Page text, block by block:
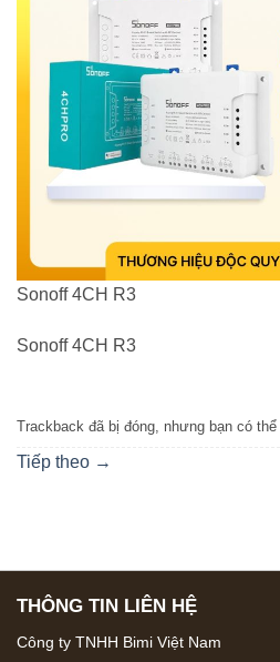
Sonoff 4CH R3
Sonoff 4CH R3
Trackback đã bị đóng, nhưng bạn có thể
Tiếp theo →
THÔNG TIN LIÊN HỆ
Công ty TNHH Bimi Việt Nam